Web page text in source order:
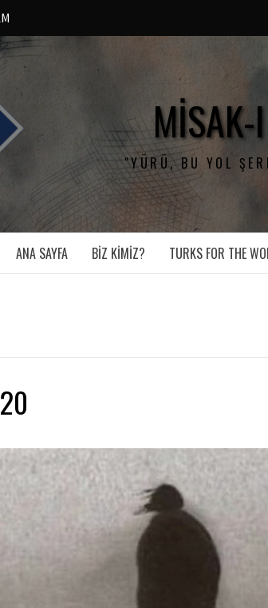
MISAK-
"YÜRÜ, BU YOL
ANA SAYFA BIZ KIMIZ? TURKS FOR THE